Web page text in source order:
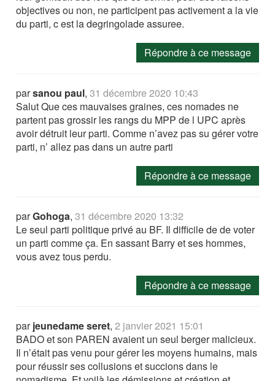
objectives ou non, ne participent pas activement a la vie
du parti, c est la degringolade assuree.
Répondre à ce message
parsanou paul,31 décembre 2020 10:43
Salut Que ces mauvaises graines, ces nomades ne
partent pas grossir les rangs du MPP de l UPC après
avoir détruit leur parti. Comme n’avez pas su gérer votre
parti, n’ allez pas dans un autre parti
Répondre à ce message
parGohoga,31 décembre 2020 13:32
Le seul parti politique privé au BF. Il difficile de de voter
un parti comme ça. En sassant Barry et ses hommes,
vous avez tous perdu.
Répondre à ce message
parjeunedame seret,2 janvier 2021 15:01
BADO et son PAREN avaient un seul berger malicieux.
Il n’était pas venu pour gérer les moyens humains, mais
pour réussir ses collusions et succions dans le